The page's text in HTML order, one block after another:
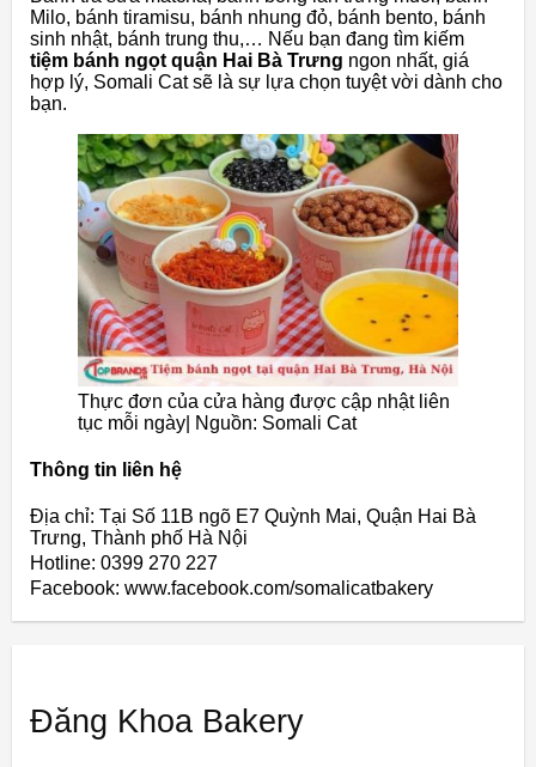
Milo, bánh tiramisu, bánh nhung đỏ, bánh bento, bánh
sinh nhật, bánh trung thu,… Nếu bạn đang tìm kiếm
tiệm bánh ngọt quận Hai Bà Trưng ngon nhất, giá
hợp lý, Somali Cat sẽ là sự lựa chọn tuyệt vời dành cho
bạn.
Thực đơn của cửa hàng được cập nhật liên
tục mỗi ngày| Nguồn: Somali Cat
Thông tin liên hệ
Địa chỉ: Tại Số 11B ngõ E7 Quỳnh Mai, Quận Hai Bà
Trưng, Thành phố Hà Nội
Hotline: 0399 270 227
Facebook: www.facebook.com/somalicatbakery
Đăng Khoa Bakery